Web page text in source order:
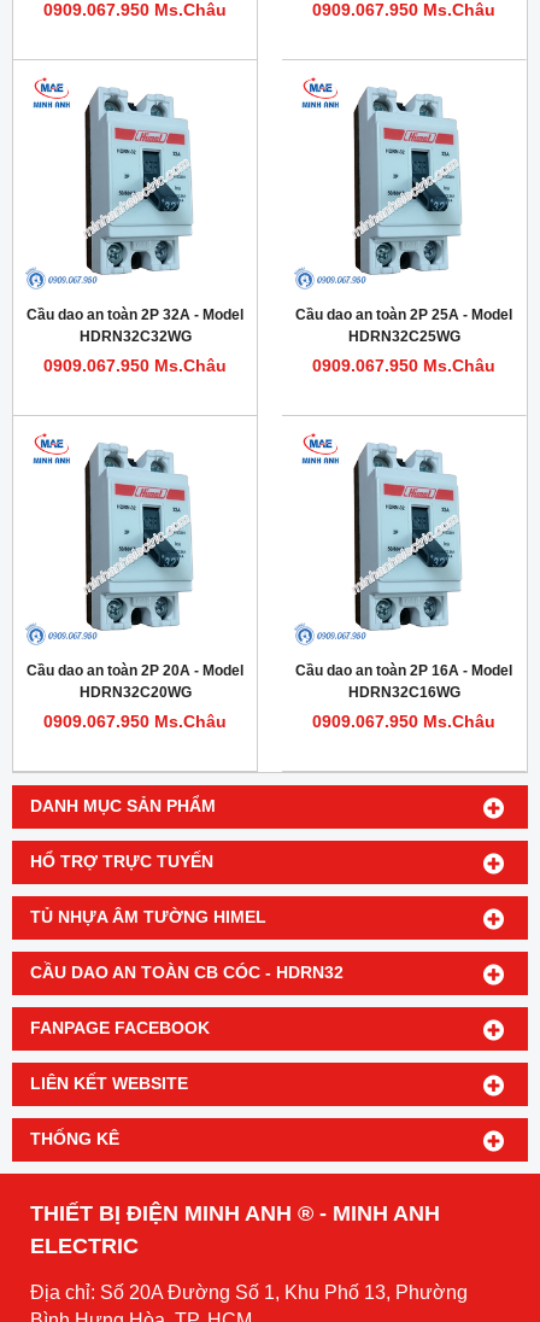
DANH MỤC SẢN PHẨM
HỔ TRỢ TRỰC TUYẾN
TỦ NHỰA ÂM TƯỜNG HIMEL
CẦU DAO AN TOÀN CB CÓC - HDRN32
FANPAGE FACEBOOK
LIÊN KẾT WEBSITE
THỐNG KÊ
0909.067.950 Ms.Châu 0909.067.950 Ms.Châu
Cầu dao an toàn 2P 32A - Model
HDRN32C32WG
0909.067.950 Ms.Châu
Cầu dao an toàn 2P 25A - Model
HDRN32C25WG
0909.067.950 Ms.Châu
Cầu dao an toàn 2P 20A - Model
HDRN32C20WG
0909.067.950 Ms.Châu
Cầu dao an toàn 2P 16A - Model
HDRN32C16WG
0909.067.950 Ms.Châu
THIẾT BỊ ĐIỆN MINH ANH ® - MINH ANH
ELECTRIC
Địa chỉ: Số 20A Đường Số 1, Khu Phố 13, Phường